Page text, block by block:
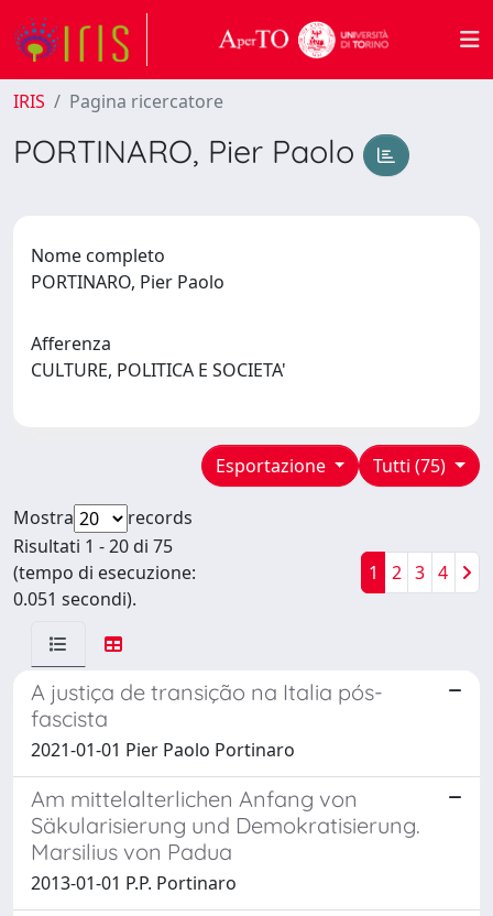
IRIS Pagina ricercatore
PORTINARO, Pier Paolo
Nome completo
PORTINARO, Pier Paolo
Afferenza
CULTURE, POLITICA E SOCIETA'
Tutti (75)
Esportazione
Mostra
records
Risultati 1 - 20 di 75
(tempo di esecuzione:
0.051 secondi).
1 2 3 4
A justiça de transição na Italia pós-
fascista
2021-01-01 Pier Paolo Portinaro
Am mittelalterlichen Anfang von
Säkularisierung und Demokratisierung.
Marsilius von Padua
2013-01-01 P.P. Portinaro